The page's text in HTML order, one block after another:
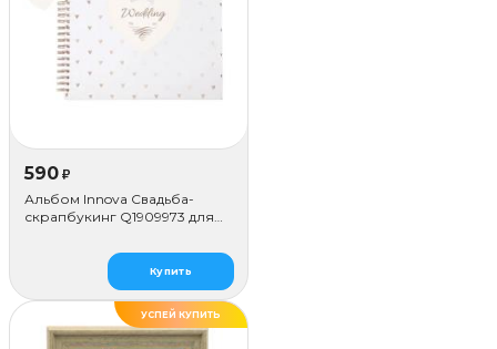
590 ₽
Альбом Innova Свадьба-
скрапбукинг Q1909973 для
Купить
УСПЕЙ КУПИТЬ
ДЕЛАЕМ САМИ